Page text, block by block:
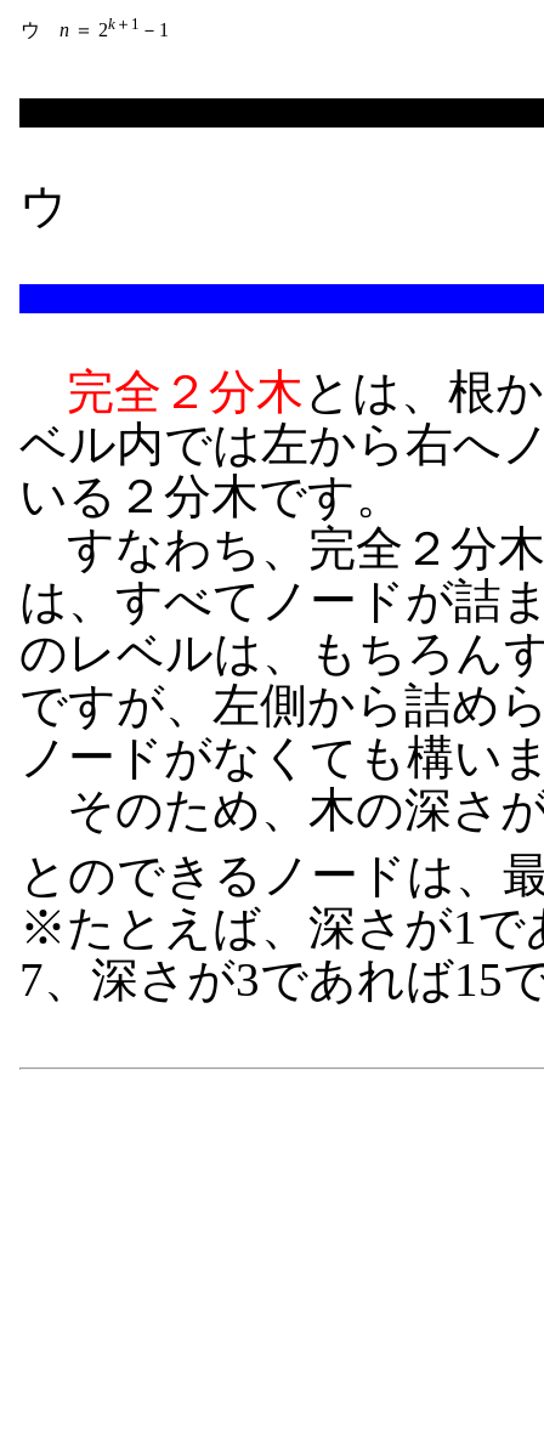
ウ n ＝ 2k ＋1 －1
ウ
完全２分木とは、根
ベル内では左から右へ
いる２分木です。
すなわち、完全２分
は、すべてノードが詰
のレベルは、もちろん
ですが、左側から詰め
ノードがなくても構い
そのため、木の深さ
とのできるノードは、
※たとえば、深さが1で
7、深さが3であれば15